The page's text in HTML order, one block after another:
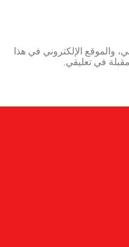
والموقع الإلكتروني في هذا
في تعليقي.